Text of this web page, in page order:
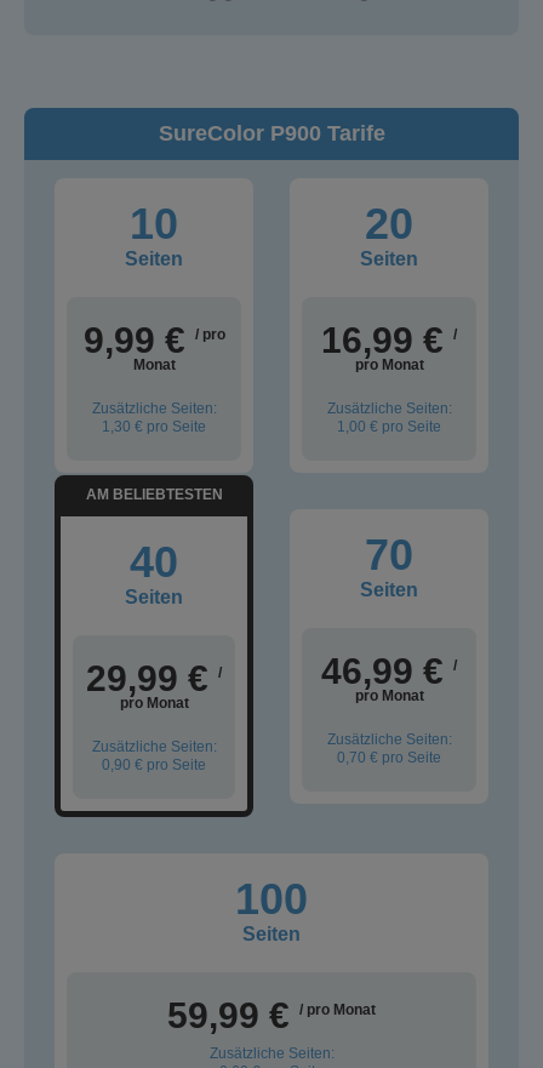
SureColor P900 Tarife
10
Seiten
9,99 €
/ pro
Monat
Zusätzliche Seiten:
1,30 € pro Seite
20
Seiten
16,99 €
/
pro Monat
Zusätzliche Seiten:
1,00 € pro Seite
AM BELIEBTESTEN
40
Seiten
29,99 €
/
pro Monat
Zusätzliche Seiten:
0,90 € pro Seite
70
Seiten
46,99 €
/
pro Monat
Zusätzliche Seiten:
0,70 € pro Seite
100
Seiten
59,99 € / pro Monat
Zusätzliche Seiten: